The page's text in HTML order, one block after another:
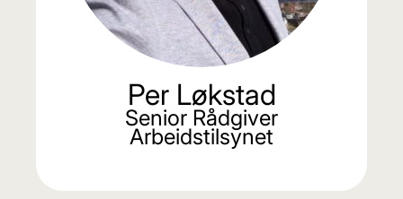
Per Løkstad
Senior Rådgiver
Arbeidstilsynet